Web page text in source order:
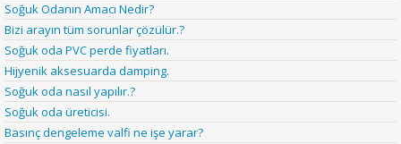
Soğuk Odanın Amacı Nedir?
Bizi arayın tüm sorunlar çözülür.?
Soğuk oda PVC perde fiyatları.
Hijyenik aksesuarda damping.
Soğuk oda nasıl yapılır.?
Soğuk oda üreticisi.
Basınç dengeleme valfi ne işe yarar?